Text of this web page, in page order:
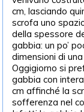
cm, lasciando
scrofa uno
della spessore
gabbia: un po’
dimensioni di
Oggigiorno si
gabbia con
cm affinché la
sofferenza nel